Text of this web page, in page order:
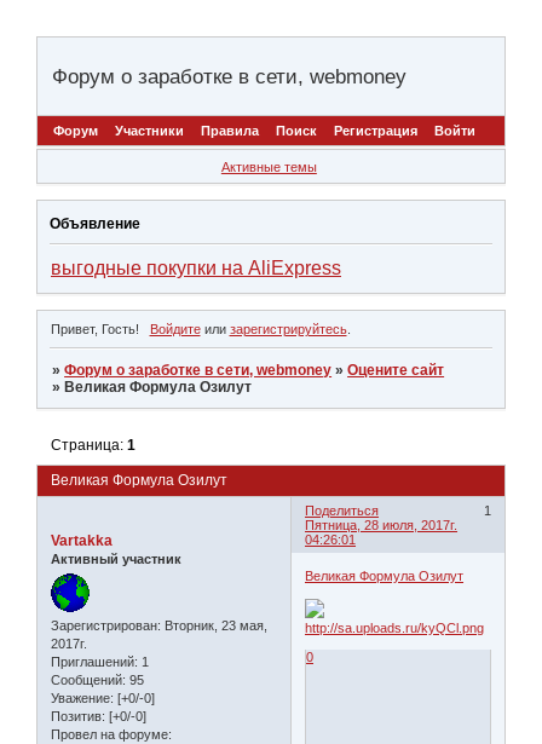
Форум о заработке в сети, webmoney
Форум Участники Правила Поиск Регистрация Войти
Активные темы
Объявление
выгодные покупки на AliExpress
Привет, Гость! Войдитеили зарегистрируйтесь.
»Форум о заработке в сети, webmoney »Оцените сайт
» Великая Формула Озилут
Великая Формула Озилут
Страница:1
Поделиться
1
Пятница, 28 июля, 2017г.
04:26:01
Vartakka
Активный участник
Зарегистрирован: Вторник, 23 мая,
2017г.
Приглашений: 1
Сообщений: 95
Уважение: [+0/-0]
Позитив: [+0/-0]
Провел на форуме:
Великая Формула Озилут
0